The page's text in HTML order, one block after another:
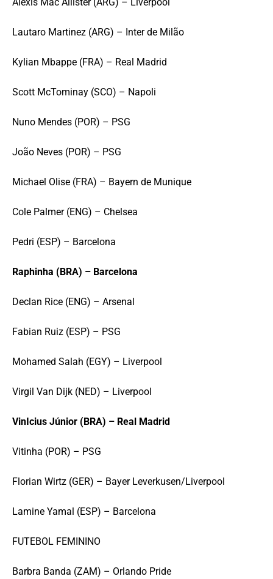
Lautaro Martinez (ARG) – Inter de Milão
Kylian Mbappe (FRA) – Real Madrid
Scott McTominay (SCO) – Napoli
Nuno Mendes (POR) – PSG
João Neves (POR) – PSG
Michael Olise (FRA) – Bayern de Munique
Cole Palmer (ENG) – Chelsea
Pedri (ESP) – Barcelona
Raphinha (BRA) – Barcelona
Declan Rice (ENG) – Arsenal
Fabian Ruiz (ESP) – PSG
Mohamed Salah (EGY) – Liverpool
Virgil Van Dijk (NED) – Liverpool
VinIcius Júnior (BRA) – Real Madrid
Vitinha (POR) – PSG
Florian Wirtz (GER) – Bayer Leverkusen/Liverpool
Lamine Yamal (ESP) – Barcelona
FUTEBOL FEMININO
Barbra Banda (ZAM) – Orlando Pride